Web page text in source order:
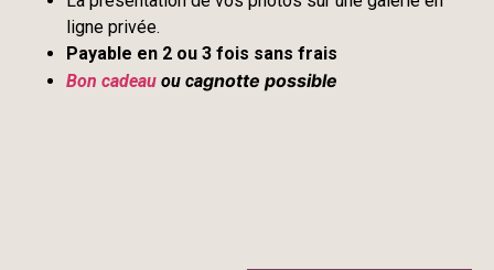
ligne privée.
Payable en 2 ou 3 fois sans frais
Bon cadeau ou cagnotte possible